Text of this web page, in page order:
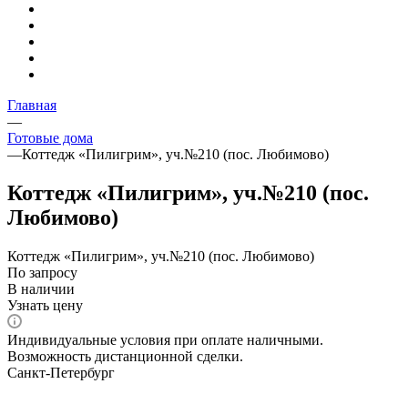
Главная
—
Готовые дома
—Коттедж «Пилигрим», уч.№210 (пос. Любимово)
Коттедж «Пилигрим», уч.№210 (пос.
Любимово)
Коттедж «Пилигрим», уч.№210 (пос. Любимово)
По запросу
В наличии
Узнать цену
Индивидуальные условия при оплате наличными.
Возможность дистанционной сделки.
Санкт-Петербург